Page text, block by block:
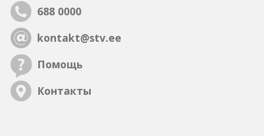
688 0000
kontakt@stv.ee
Помощь
Контакты